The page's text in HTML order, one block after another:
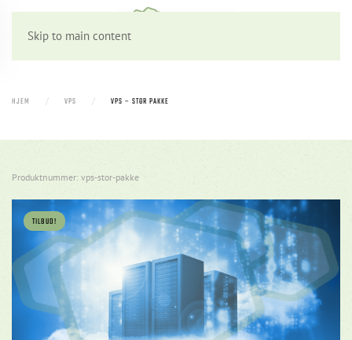
Skip to main content
HJEM VPS VPS – STOR PAKKE
Produktnummer: vps-stor-pakke
TILBUD!